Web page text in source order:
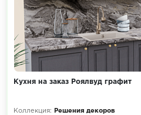
Кухня на заказ Роялвуд графит
Коллекция:
Решения декоров